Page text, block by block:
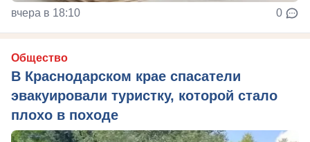
вчера в 18:10 0
Общество
В Краснодарском крае спасатели
эвакуировали туристку, которой стало
плохо в походе